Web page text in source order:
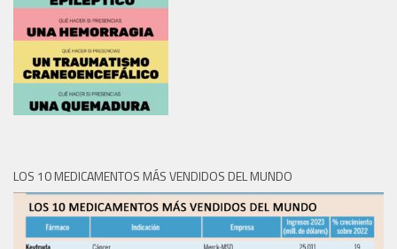
LOS 10 MEDICAMENTOS MÁS VENDIDOS DEL MUNDO